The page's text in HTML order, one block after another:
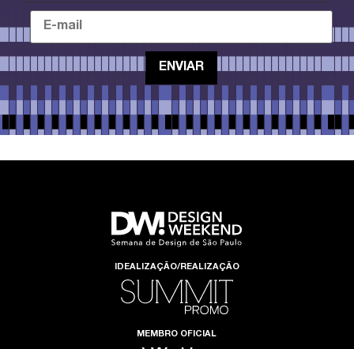
IDEALIZAÇÃO/REALIZAÇÃO
MEMBRO OFICIAL